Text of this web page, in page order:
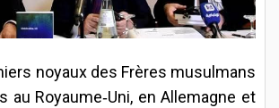
noyaux des Frères musulmans
au Royaume‑Uni, en Allemagne et